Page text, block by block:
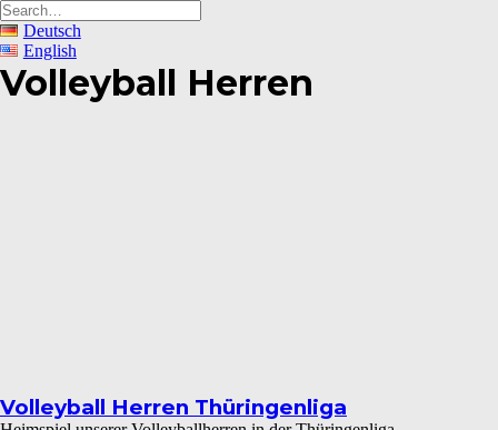
Deutsch
English
Volleyball Herren
Volleyball Herren Thüringenliga